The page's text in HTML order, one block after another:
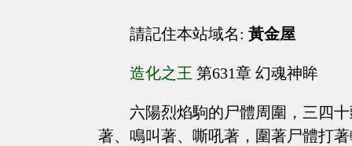
請記住本站域名: 黃金屋
造化之王 第631章 幻魂神眸
六陽烈焰駒的尸體周圍，三四
著、鳴叫著、嘶吼著，圍著尸體打